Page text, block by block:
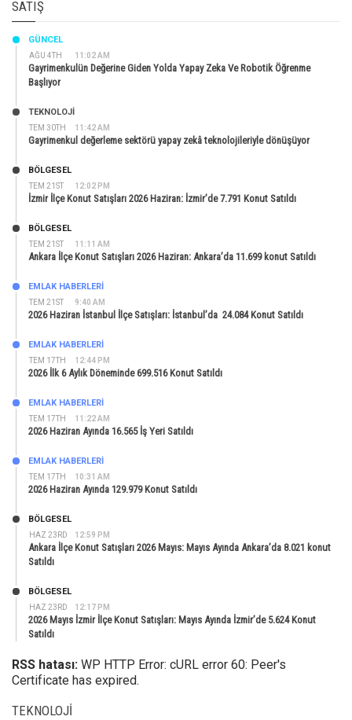
SATIŞ
AĞU 4TH 11:02 AM
GÜNCEL
Gayrimenkulün Değerine Giden Yolda Yapay Zeka Ve Robotik Öğrenme
Başlıyor
TEM 30TH 11:42 AM
TEKNOLOJİ
Gayrimenkul değerleme sektörü yapay zekâ teknolojileriyle dönüşüyor
TEM 21ST 12:02 PM
BÖLGESEL
İzmir İlçe Konut Satışları 2026 Haziran: İzmir’de 7.791 Konut Satıldı
TEM 21ST 11:11 AM
BÖLGESEL
Ankara İlçe Konut Satışları 2026 Haziran: Ankara’da 11.699 konut Satıldı
TEM 21ST 9:40 AM
EMLAK HABERLERI
2026 Haziran İstanbul İlçe Satışları: İstanbul’da 24.084 Konut Satıldı
TEM 17TH 12:44 PM
EMLAK HABERLERI
2026 İlk 6 Aylık Döneminde 699.516 Konut Satıldı
TEM 17TH 11:22 AM
EMLAK HABERLERI
2026 Haziran Ayında 16.565 İş Yeri Satıldı
TEM 17TH 10:31 AM
EMLAK HABERLERI
2026 Haziran Ayında 129.979 Konut Satıldı
HAZ 23RD 12:59 PM
BÖLGESEL
Ankara İlçe Konut Satışları 2026 Mayıs: Mayıs Ayında Ankara’da 8.021 konut
Satıldı
HAZ 23RD 12:17 PM
BÖLGESEL
2026 Mayıs İzmir İlçe Konut Satışları: Mayıs Ayında İzmir’de 5.624 Konut
Satıldı
RSS hatası: WP HTTP Error: cURL error 60: Peer's
Certificate has expired.
TEKNOLOJI